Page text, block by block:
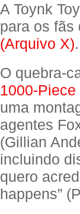
A Toynk
para os
(Arquivo X).
O quebra-
1000-
uma
agentes
(Gillian
incluindo
quero
happens”